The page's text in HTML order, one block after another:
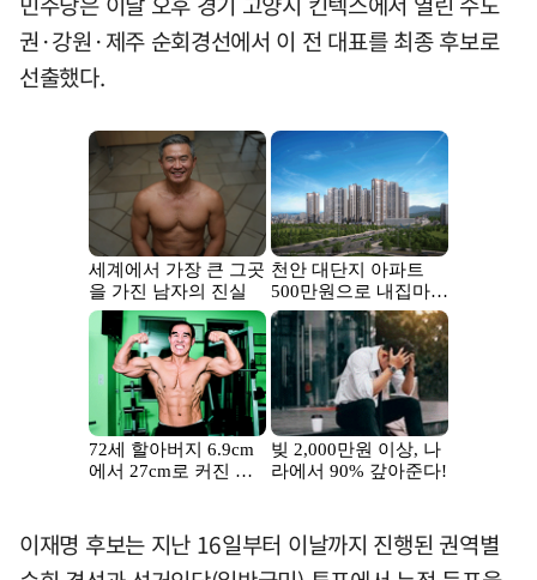
권·강원·제주 순회경선에서 이 전 대표를 최종 후보로
선출했다.
이재명 후보는 지난 16일부터 이날까지 진행된 권역별